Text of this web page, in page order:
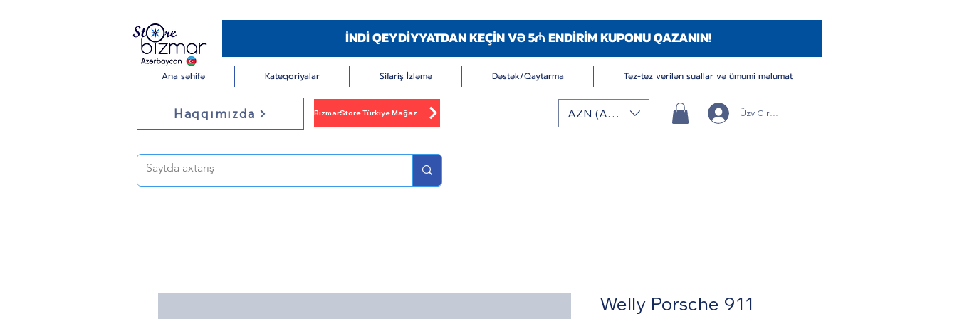
İNDİ QEYDİYYATDAN KEÇİN VƏ 5₼ ENDİRİM KUPONU QAZANIN!
Ana səhifə Kateqoriyalar Sifariş İzləmə Dəstək/Qaytarma Tez-tez verilən suallar və ümumi məlumat
Haqqımızda BizmarStore Türkiye Mağazası AZN (AZN) Üzv Girişi/Qeydiyyatı
Welly Porsche 911